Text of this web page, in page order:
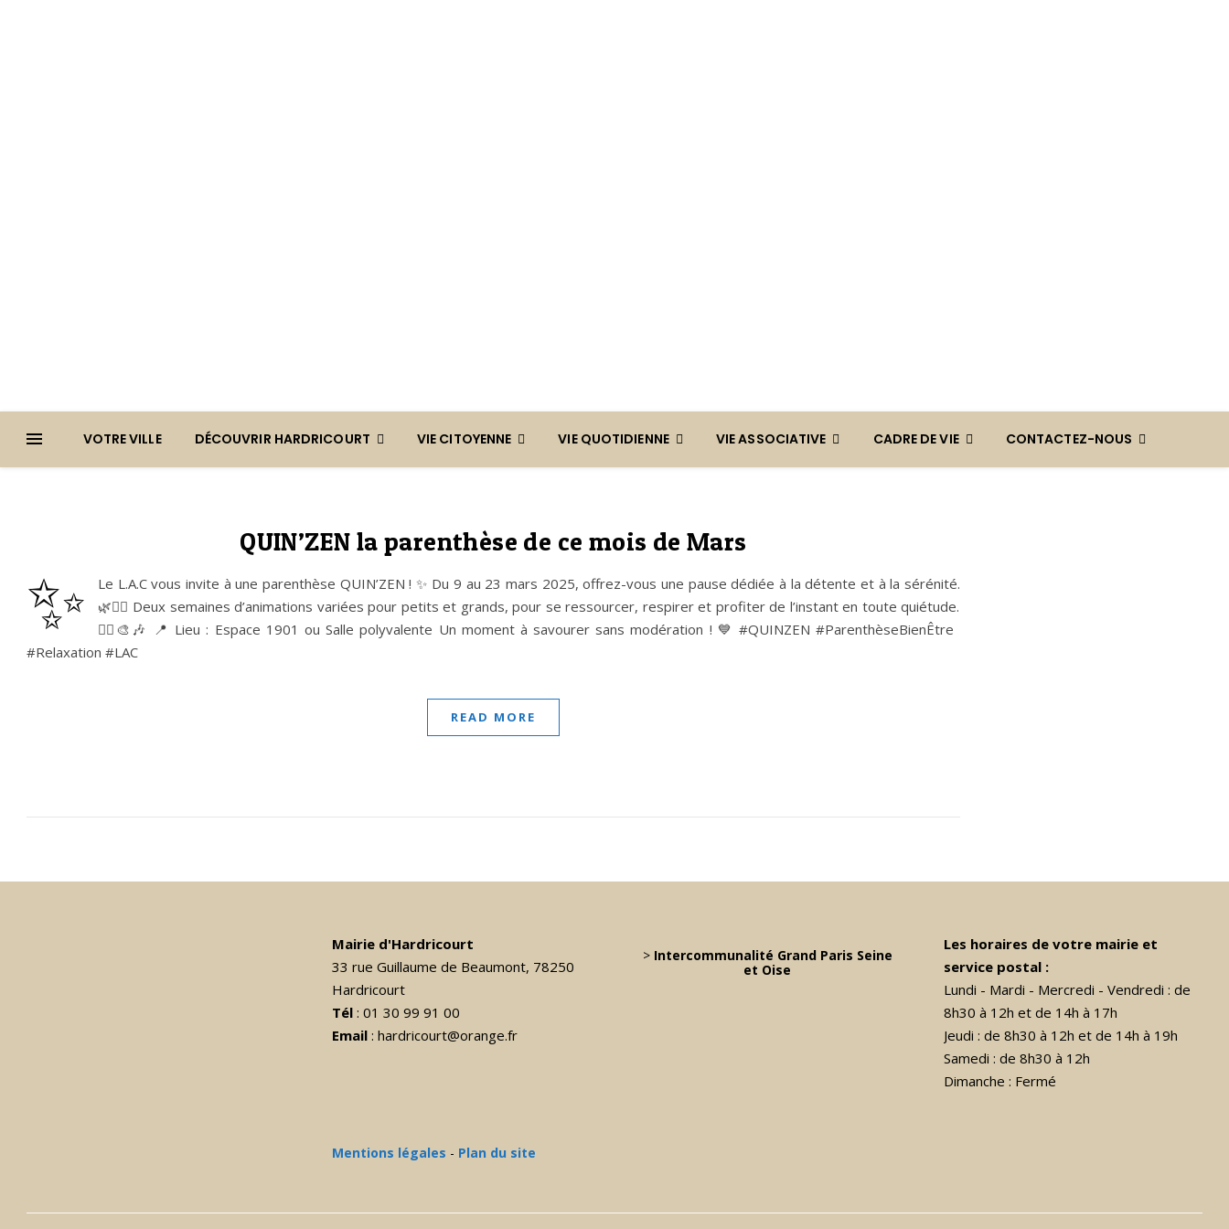
VOTRE VILLE DÉCOUVRIR HARDRICOURT VIE CITOYENNE VIE QUOTIDIENNE VIE ASSOCIATIVE CADRE DE VIE CONTACTEZ-NOUS
QUIN’ZEN la parenthèse de ce mois de Mars
✨
Le L.A.C vous invite à une parenthèse QUIN’ZEN ! ✨ Du 9 au 23 mars 2025, offrez-vous une pause dédiée à la détente et à la sérénité.
🌿💆‍♀️ Deux semaines d’animations variées pour petits et grands, pour se ressourcer, respirer et profiter de l’instant en toute quiétude.
🧘‍♂️🎨🎶 📍 Lieu : Espace 1901 ou Salle polyvalente Un moment à savourer sans modération ! 💙 #QUINZEN #ParenthèseBienÊtre
#Relaxation #LAC
READ MORE
Mairie d'Hardricourt
33 rue Guillaume de Beaumont, 78250
Hardricourt
Tél : 01 30 99 91 00
Email: hardricourt@orange.fr
> Intercommunalité Grand Paris Seine
et Oise
Les horaires de votre mairie et
service postal :
Lundi - Mardi - Mercredi - Vendredi : de
8h30 à 12h et de 14h à 17h
Jeudi : de 8h30 à 12h et de 14h à 19h
Samedi : de 8h30 à 12h
Dimanche : Fermé
Mentions légales - Plan du site